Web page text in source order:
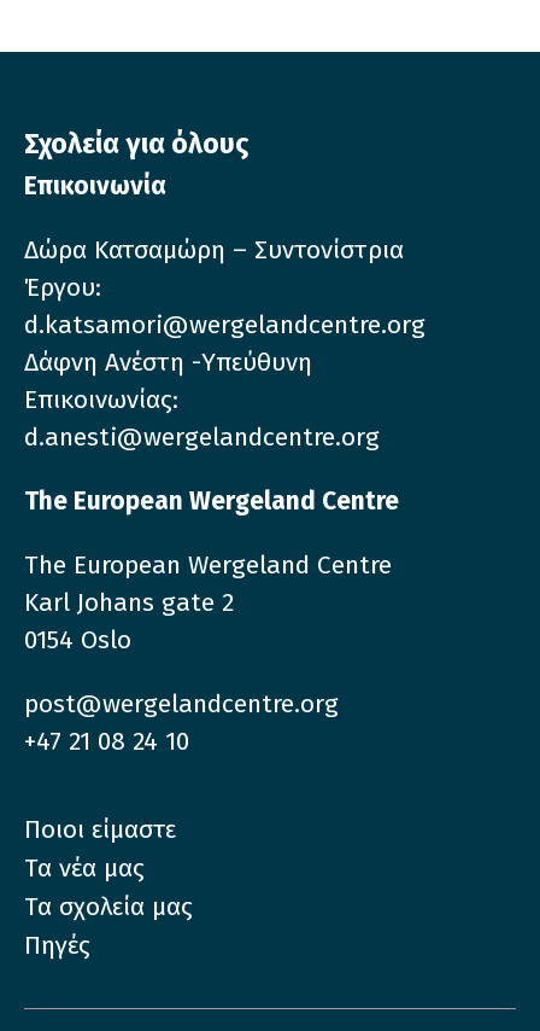
Σχολεία για όλους
Επικοινωνία
Δώρα Κατσαμώρη – Συντονίστρια
Έργου:
d.katsamori@wergelandcentre.org
Δάφνη Ανέστη -Υπεύθυνη
Επικοινωνίας:
d.anesti@wergelandcentre.org
The European Wergeland Centre
The European Wergeland Centre
Karl Johans gate 2
0154 Oslo
post@wergelandcentre.org
+47 21 08 24 10
Ποιοι είμαστε
Τα νέα μας
Τα σχολεία μας
Πηγές